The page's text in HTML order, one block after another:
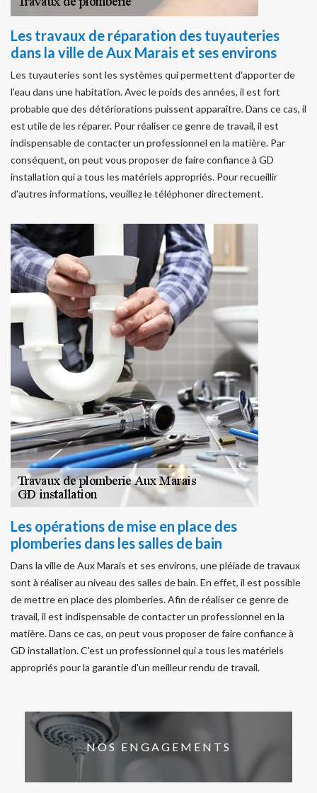
Les travaux de réparation des tuyauteries
dans la ville de Aux Marais et ses environs
Les tuyauteries sont les systèmes qui permettent d'apporter de
l'eau dans une habitation. Avec le poids des années, il est fort
probable que des détériorations puissent apparaître. Dans ce cas, il
est utile de les réparer. Pour réaliser ce genre de travail, il est
indispensable de contacter un professionnel en la matière. Par
conséquent, on peut vous proposer de faire confiance à GD
installation qui a tous les matériels appropriés. Pour recueillir
d'autres informations, veuillez le téléphoner directement.
Les opérations de mise en place des
plomberies dans les salles de bain
Dans la ville de Aux Marais et ses environs, une pléiade de travaux
sont à réaliser au niveau des salles de bain. En effet, il est possible
de mettre en place des plomberies. Afin de réaliser ce genre de
travail, il est indispensable de contacter un professionnel en la
matière. Dans ce cas, on peut vous proposer de faire confiance à
GD installation. C'est un professionnel qui a tous les matériels
appropriés pour la garantie d'un meilleur rendu de travail.
NOS ENGAGEMENTS